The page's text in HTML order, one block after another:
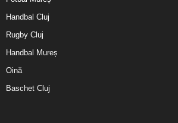
Handbal Cluj
Rugby Cluj
Handbal Mureș
Oină
Baschet Cluj